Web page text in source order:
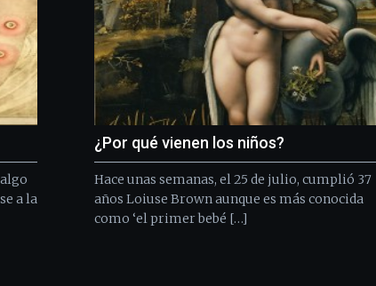
a la
¿Por qué vienen los niños?
Hace unas semanas, el 25 de julio, cumplió 37
años Loiuse Brown aunque es más conocida
como ‘el primer bebé […]